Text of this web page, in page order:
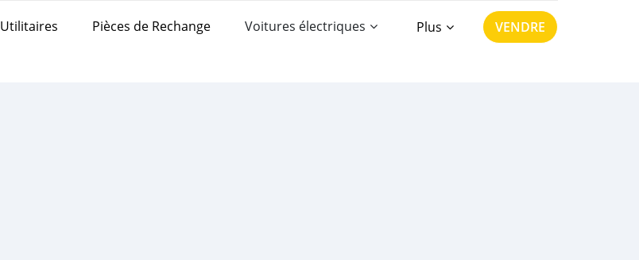
Utilitaires Pièces de Rechange Voitures électriques Plus VENDRE